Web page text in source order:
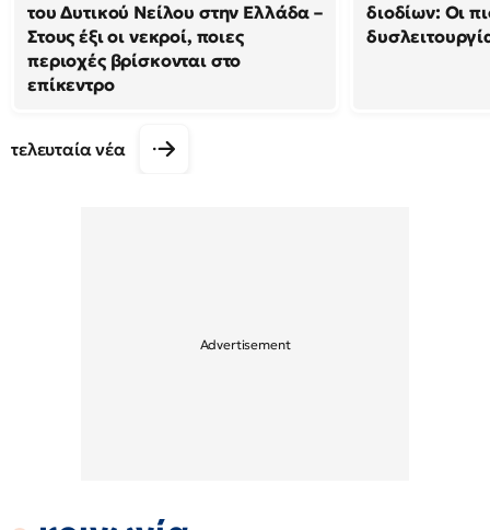
του Δυτικού Νείλου στην Ελλάδα –
Στους έξι οι νεκροί, ποιες
περιοχές βρίσκονται στο
επίκεντρο
διοδίων: Οι
τελευταία νέα